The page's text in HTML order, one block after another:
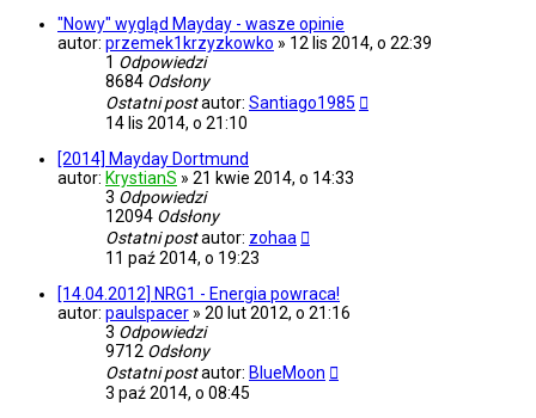
"Nowy" wygląd Mayday - wasze opinie
autor: przemek1krzyzkowko » 12 lis 2014, o 22:39
1 Odpowiedzi
8684 Odsłony
Ostatni postautor: Santiago1985
14 lis 2014, o 21:10
[2014] Mayday Dortmund
autor: KrystianS » 21 kwie 2014, o 14:33
3 Odpowiedzi
12094 Odsłony
Ostatni postautor: zohaa
11 paź 2014, o 19:23
[14.04.2012] NRG1 - Energia powraca!
autor: paulspacer » 20 lut 2012, o 21:16
3 Odpowiedzi
9712 Odsłony
Ostatni postautor: BlueMoon
3 paź 2014, o 08:45